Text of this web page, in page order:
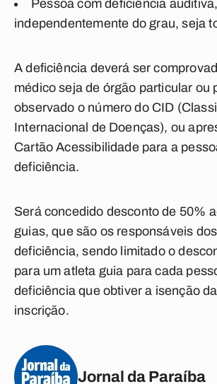
Pessoa com deficiência auditiva,
independentemente do grau, seja
A deficiência deverá ser
médico seja de órgão particular ou
observado o número do CID
Internacional de Doenças), ou
Cartão Acessibilidade para a
deficiência.
Será concedido desconto de 50%
guias, que são os responsáveis
deficiência, sendo limitado o
para um atleta guia para cada
deficiência que obtiver a isenção
inscrição.
Jornal da Paraíba